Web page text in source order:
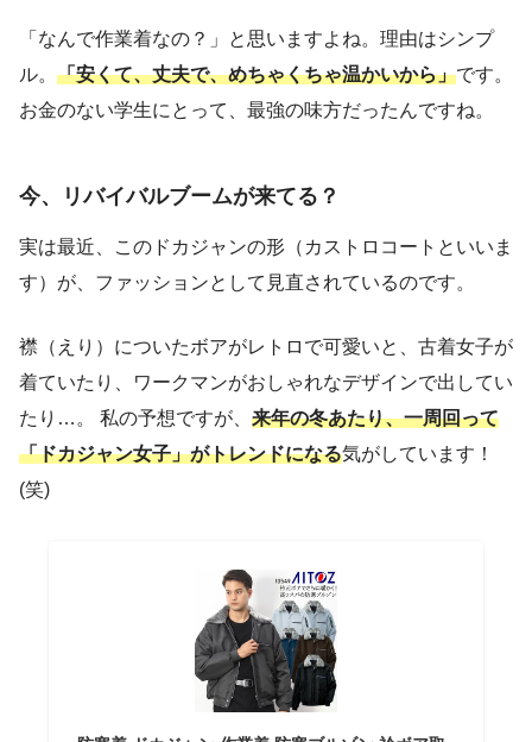
「なんで作業着なの？」と思いますよね。理由はシンプ
ル。 「安くて、丈夫で、めちゃくちゃ温かいから」です。
お金のない学生にとって、最強の味方だったんですね。
今、リバイバルブームが来てる？
実は最近、このドカジャンの形（カストロコートといいま
す）が、ファッションとして見直されているのです。
襟（えり）についたボアがレトロで可愛いと、古着女子が
着ていたり、ワークマンがおしゃれなデザインで出してい
たり…。 私の予想ですが、 来年の冬あたり、一周回って
「ドカジャン女子」がトレンドになる気がしています！
(笑)